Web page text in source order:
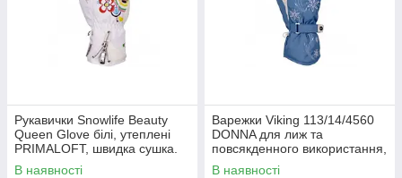
Рукавички Snowlife Beauty
Queen Glove білі, утеплені
PRIMALOFT, швидка сушка.
В наявності
Варежки Viking 113/14/4560
DONNA для лиж та
повсякденного використання,
блакитні, 5-7 розміри
В наявності